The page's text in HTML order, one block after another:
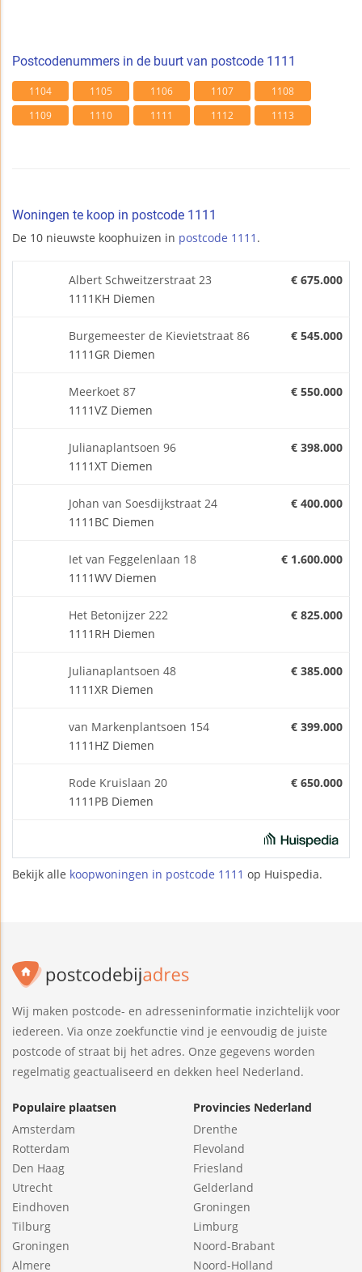
Postcodenummers in de buurt van postcode 1111
1104 1105 1106 1107
1108
1109
1110 1111 1112 1113
Woningen te koop in postcode 1111
De 10 nieuwste koophuizen in postcode 1111 .
Albert Schweitzerstraat 23
1111KH Diemen
€ 675.000
Burgemeester de Kievietstraat 86
1111GR Diemen
€ 545.000
Meerkoet 87
1111VZ Diemen
€ 550.000
Julianaplantsoen 96
1111XT Diemen
€ 398.000
Johan van Soesdijkstraat 24
1111BC Diemen
€ 400.000
Iet van Feggelenlaan 18
1111WV Diemen
€ 1.600.000
Het Betonijzer 222
1111RH Diemen
€ 825.000
Julianaplantsoen 48
1111XR Diemen
€ 385.000
van Markenplantsoen 154
1111HZ Diemen
€ 399.000
Rode Kruislaan 20
1111PB Diemen
€ 650.000
Bekijk alle koopwoningen in postcode 1111 op Huispedia.
Wij maken postcode- en adresseninformatie inzichtelijk voor
iedereen. Via onze zoekfunctie vind je eenvoudig de juiste
postcode of straat bij het adres. Onze gegevens worden
regelmatig geactualiseerd en dekken heel Nederland.
Populaire plaatsen
Amsterdam
Rotterdam
Den Haag
Utrecht
Eindhoven
Tilburg
Groningen
Almere
Provincies Nederland
Drenthe
Flevoland
Friesland
Gelderland
Groningen
Limburg
Noord-Brabant
Noord-Holland